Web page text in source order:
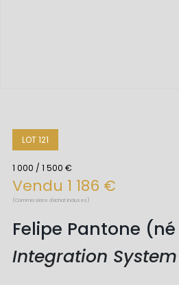
LOT 121
1 000 / 1 500 €
Vendu 1 186 €
(Commissions d'achat incluses)
Felipe Pantone
Integration